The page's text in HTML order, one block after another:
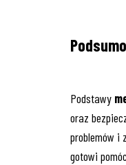
Podstawy
oraz
problemów i
gotowi